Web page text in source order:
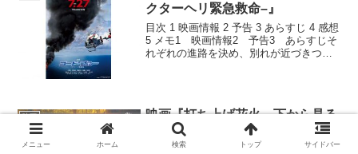
クターヘリ緊急救命–』
目次 1 映画情報 2 予告 3 あらすじ 4 感想
5 メモ1 映画情報2 予告3 あらすじそ
れぞれの進路を決め、別れが近づきつつ
映画
映画『打ち上げ花火、下から見る
か? 横から見るか?』奥菜恵が可
愛い。アニメ版との違いは・・・
メニュー ホーム 検索 トップ サイドバー